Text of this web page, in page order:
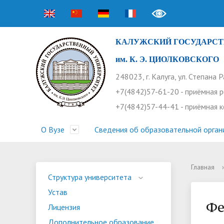
КАЛУЖСКИЙ
им. К. Э. ЦИОЛКОВСКОГО
248023, г. Калуга, ул. Степана
+7(4842)57-61-20 - приёмная
+7(4842)57-44-41 - приёмная
О Вузе
Устав
Профсоюз работников
Бассейн
Сведения об образовательной
Прием 2026. Ординатура
Оплата
Профком студентов
Конференции
Научные труды КГУ
Часто
Структура университета
Устав
Лицензия
Дополнительное образование
Главная ›